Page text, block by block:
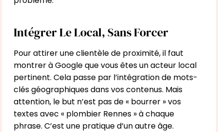
Intégrer Le Local, Sans Forcer
Pour attirer une clientèle de proximité, il faut
montrer à Google que vous êtes un acteur local
pertinent. Cela passe par l’intégration de mots-
clés géographiques dans vos contenus. Mais
attention, le but n’est pas de « bourrer » vos
textes avec « plombier Rennes » à chaque
phrase. C’est une pratique d’un autre âge.